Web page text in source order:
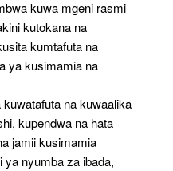
kuwa mgeni rasmi
kutokana na
kumtafuta na
ya kusimamia na
na kuwaalika
kupendwa na hata
jamii kusimamia
ya nyumba za ibada,